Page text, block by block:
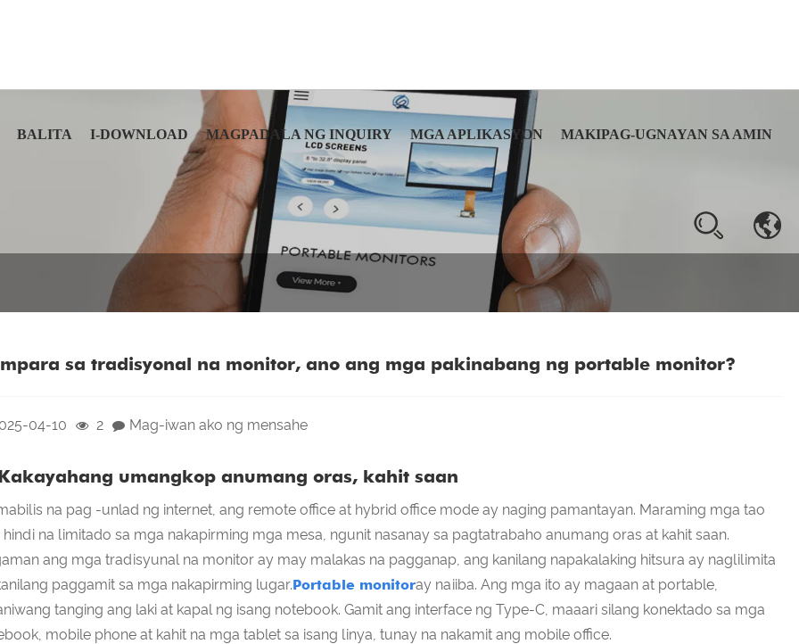
BALITA I-DOWNLOAD MAGPADALA NG INQUIRY MGA APLIKASYON MAKIPAG-UGNAYAN SA AMIN
sa tradisyonal na monitor, ano ang mga pakinabang ng portable monitor?
04-10 2 Mag-iwan ako ng mensahe
umangkop anumang oras, kahit saan
na pag -unlad ng internet, ang remote office at hybrid office mode ay naging pamantayan. Maraming mga tao
hindi na limitado sa mga nakapirming mga mesa, ngunit nasanay sa pagtatrabaho anumang oras at kahit saan.
ang mga tradisyunal na monitor ay may malakas na pagganap, ang kanilang napakalaking hitsura ay naglilimita
paggamit sa mga nakapirming lugar.Portable monitoray naiiba. Ang mga ito ay magaan at portable,
tanging ang laki at kapal ng isang notebook. Gamit ang interface ng Type-C, maaari silang konektado sa mga
mobile phone at kahit na mga tablet sa isang linya, tunay na nakamit ang mobile office.